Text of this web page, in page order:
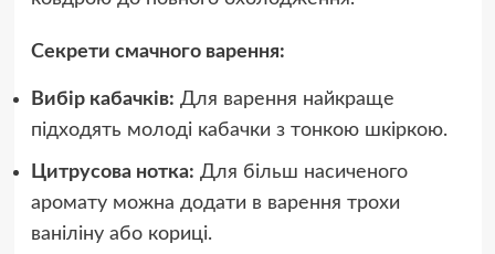
Секрети смачного варення:
Вибір кабачків: Для варення найкраще
підходять молоді кабачки з тонкою шкіркою.
Цитрусова нотка: Для більш насиченого
аромату можна додати в варення трохи
ваніліну або кориці.